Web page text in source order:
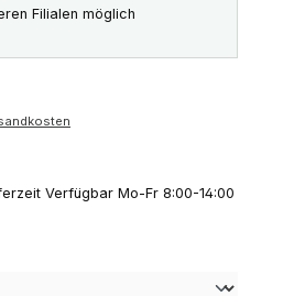
Filialen möglich
Verfügbar Mo-Fr 8:00-14:00